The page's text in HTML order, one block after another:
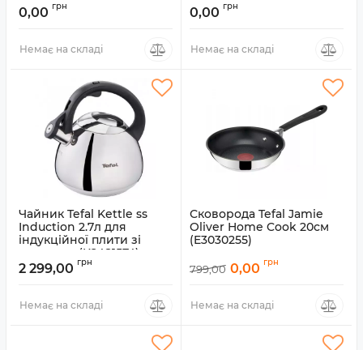
0,00 грн
Немає на складі
0,00 грн
Немає на складі
Чайник Tefal Kettle ss
Induction 2.7л для
індукційної плити зі
свистком (K2481574)
Артикул: K2481574
2 299,00 грн
Немає на складі
Сковорода Tefal Jamie
Oliver Home Cook 20см
(E3030255)
799,00 0,00 грн
Немає на складі